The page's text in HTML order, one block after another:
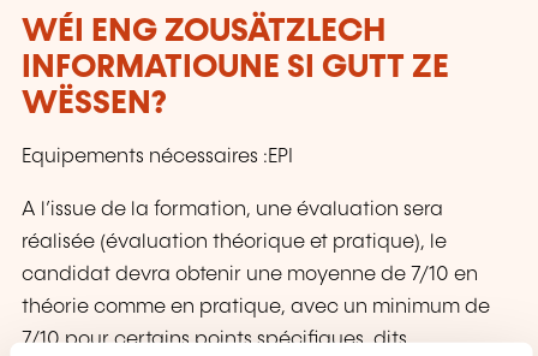
WÉI ENG ZOUSÄTZLECH
INFORMATIOUNE SI GUTT ZE
WËSSEN?
Equipements nécessaires :EPI
A l’issue de la formation, une évaluation sera
réalisée (évaluation théorique et pratique), le
candidat devra obtenir une moyenne de 7/10 en
théorie comme en pratique, avec un minimum de
7/10 pour certains points spécifiques, dits